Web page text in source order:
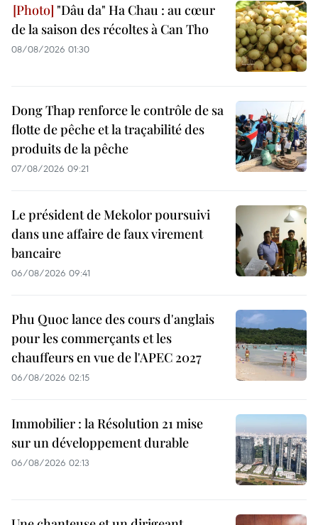
"Dâu da" Ha Chau : au cœur
de la saison des récoltes à Can Tho
08/08/2026 01:30
Dong Thap renforce le contrôle de sa
flotte de pêche et la traçabilité des
produits de la pêche
07/08/2026 09:21
Le président de Mekolor poursuivi
dans une affaire de faux virement
bancaire
06/08/2026 09:41
Phu Quoc lance des cours d'anglais
pour les commerçants et les
chauffeurs en vue de l'APEC 2027
06/08/2026 02:15
Immobilier : la Résolution 21 mise
sur un développement durable
06/08/2026 02:13